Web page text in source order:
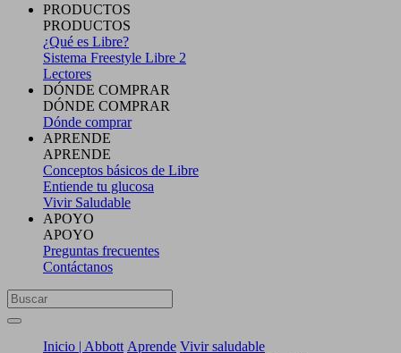
PRODUCTOS
PRODUCTOS
¿Qué es Libre?
Sistema Freestyle Libre 2
Lectores
DÓNDE COMPRAR
DÓNDE COMPRAR
Dónde comprar
APRENDE
APRENDE
Conceptos básicos de Libre
Entiende tu glucosa
Vivir Saludable
APOYO
APOYO
Preguntas frecuentes
Contáctanos
Inicio | Abbott Aprende Vivir saludable